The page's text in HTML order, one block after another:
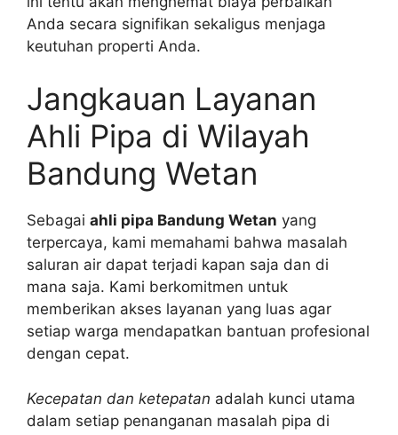
Anda secara signifikan sekaligus menjaga
keutuhan properti Anda.
Jangkauan Layanan
Ahli Pipa di Wilayah
Bandung Wetan
Sebagai ahli pipa Bandung Wetan yang
terpercaya, kami memahami bahwa masalah
saluran air dapat terjadi kapan saja dan di
mana saja. Kami berkomitmen untuk
memberikan akses layanan yang luas agar
setiap warga mendapatkan bantuan profesional
dengan cepat.
Kecepatan dan ketepatan adalah kunci utama
dalam setiap penanganan masalah pipa di